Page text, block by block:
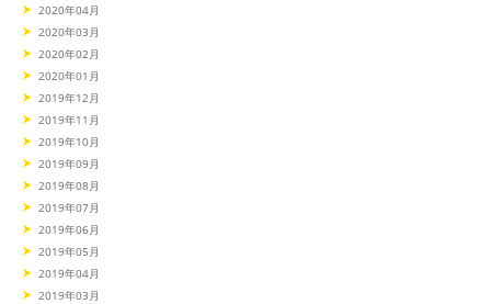
2020年04月
2020年03月
2020年02月
2020年01月
2019年12月
2019年11月
2019年10月
2019年09月
2019年08月
2019年07月
2019年06月
2019年05月
2019年04月
2019年03月